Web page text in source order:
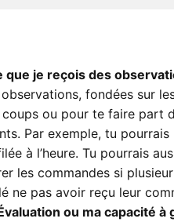
que je reçois des
fondées sur
ou pour te faire part
Par exemple, tu
à l’heure. Tu pourrais
les commandes si
ne pas avoir reçu leur
ou ma capacité à